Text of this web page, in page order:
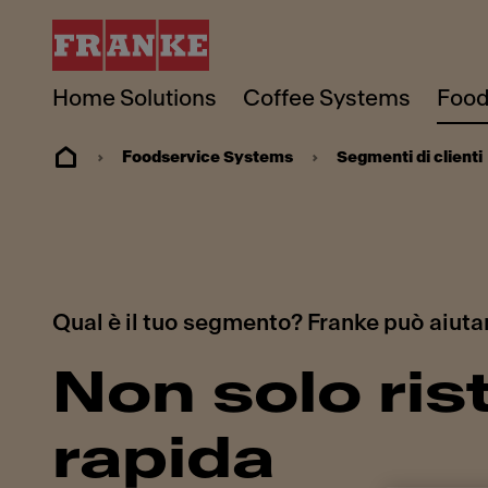
Home Solutions Coffee Systems
Foodservice Systems Segmenti di clienti
Qual è il tuo segmento? Franke può
Non solo
rapida